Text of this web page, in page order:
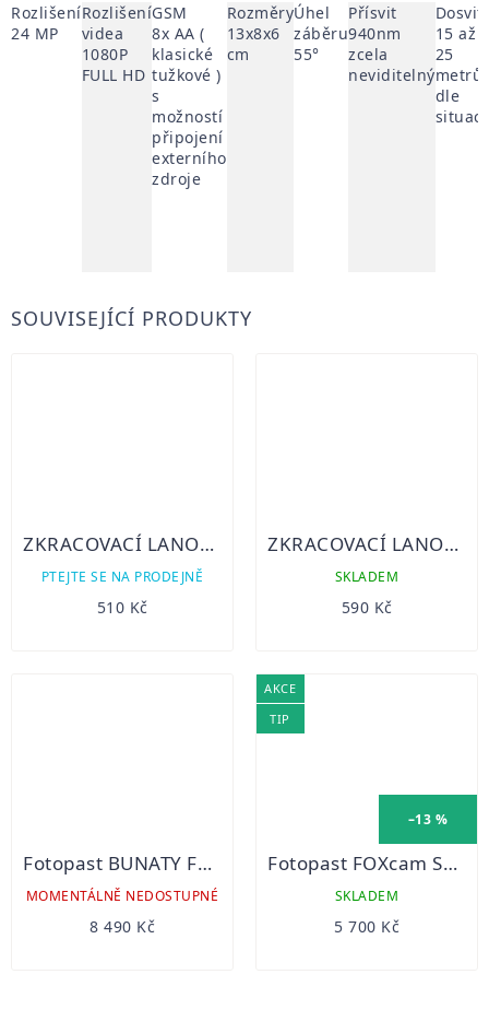
Rozlišení
24 MP
Rozlišení
videa
1080P
FULL HD
GSM
8x AA (
klasické
tužkové )
s
možností
připojení
externího
zdroje
Rozměry
13x8x6
cm
Úhel
záběru
55°
Přísvit
940nm
zcela
neviditelný
Dosvit
15 až
25
metrů
dle
SOUVISEJÍCÍ PRODUKTY
ZKRACOVACÍ LANOVÝ ZÁMEK PYTHON 5MM
PTEJTE SE NA PRODEJNĚ
510 Kč
ZKRACOVACÍ LANOVÝ ZÁMEK PYTHON 8MM
SKLADEM
590 Kč
Fotopast BUNATY FULL HD GSM 4G
MOMENTÁLNĚ NEDOSTUPNÉ
8 490 Kč
AKCE
TIP
–13 %
Fotopast FOXcam SG880-4G
SKLADEM
5 700 Kč